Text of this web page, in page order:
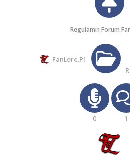
Regulamin Forum
FanLore.pl
0 1